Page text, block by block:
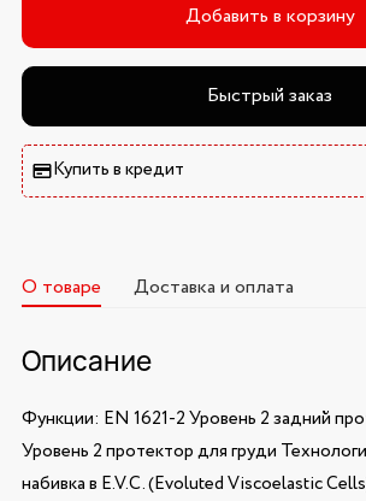
Добавить в корзину
Быстрый заказ
Купить в кредит
О товаре Доставка и оплата
Описание
Функции: EN 1621-2 Уровень 2 задний
Уровень 2 протектор для груди
набивка в E.V.C. (Evoluted Viscoelastic